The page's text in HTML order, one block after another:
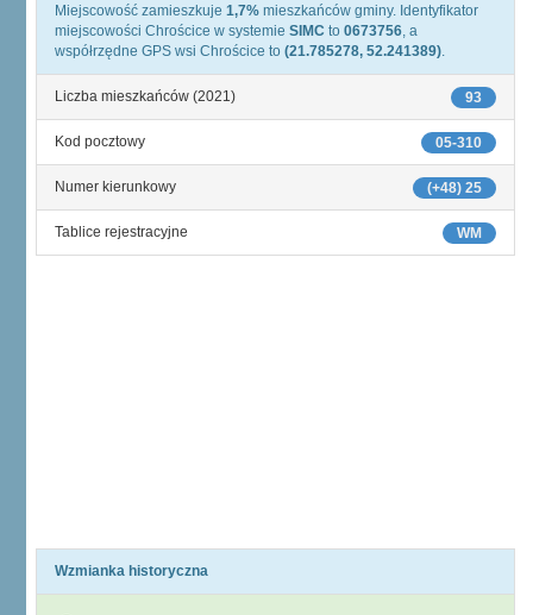
Miejscowość zamieszkuje 1,7% mieszkańców gminy. Identyfikator
miejscowości Chrościce w systemie SIMC to 0673756, a
współrzędne GPS wsi Chrościce to (21.785278, 52.241389).
93
Liczba mieszkańców (2021)
05-310
Kod pocztowy
(+48) 25
Numer kierunkowy
WM
Tablice rejestracyjne
Wzmianka historyczna